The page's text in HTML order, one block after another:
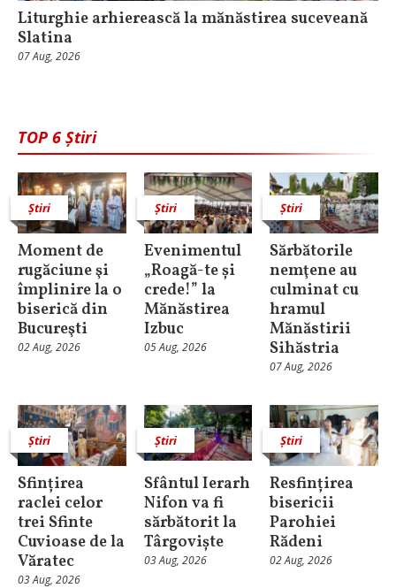
Liturghie arhierească la mănăstirea suceveană
Slatina
07 Aug, 2026
TOP 6 Știri
Știri
Moment de
rugăciune şi
împlinire la o
biserică din
Bucureşti
02 Aug, 2026
Știri
Evenimentul
„Roagă-te și
crede!” la
Mănăstirea
Izbuc
05 Aug, 2026
Știri
Sărbătorile
nemţene au
culminat cu
hramul
Mănăstirii
Sihăstria
07 Aug, 2026
Știri
Sfințirea
raclei celor
trei Sfinte
Cuvioase de la
Văratec
03 Aug, 2026
Știri
Sfântul Ierarh
Nifon va fi
sărbătorit la
Târgoviște
03 Aug, 2026
Știri
Resfințirea
bisericii
Parohiei
Rădeni
02 Aug, 2026